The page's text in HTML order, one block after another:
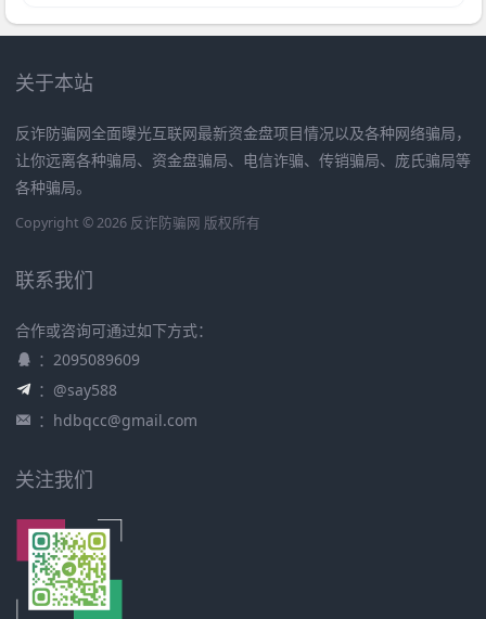
关于本站
反诈防骗网全面曝光互联网最新资金盘项目情况以及各种网络骗局，
让你远离各种骗局、资金盘骗局、电信诈骗、传销骗局、庞氏骗局等
各种骗局。
Copyright © 2026 反诈防骗网 版权所有
联系我们
合作或咨询可通过如下方式：
：2095089609
：@say588
： hdbqcc@gmail.com
关注我们